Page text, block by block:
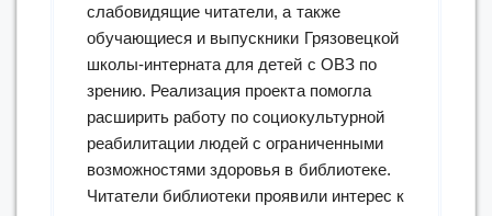
слабовидящие читатели, а также
обучающиеся и выпускники Грязовецкой
школы-интерната для детей с ОВЗ по
зрению. Реализация проекта помогла
расширить работу по социокультурной
реабилитации людей с ограниченными
возможностями здоровья в библиотеке.
Читатели библиотеки проявили интерес к